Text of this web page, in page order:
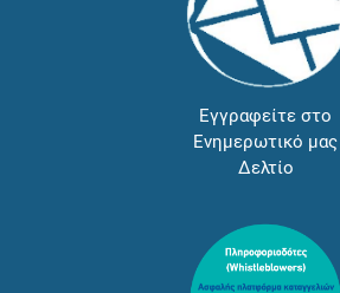
Εγγραφείτε στο
Ενημερωτικό μας
Δελτίο